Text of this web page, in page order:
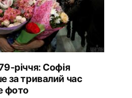
річчя: Софія
за тривалий час
фото